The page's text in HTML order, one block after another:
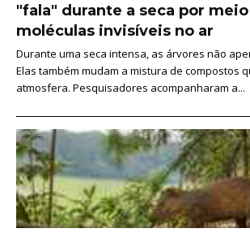
"fala" durante a seca por
moléculas invisíveis no ar
Durante uma seca intensa, as árvores não
Elas também mudam a mistura de compostos
atmosfera. Pesquisadores acompanharam a...